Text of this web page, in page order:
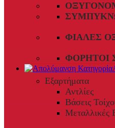
ΦΙΆΛΕΣ
ΦΟΡΗΤΟΊ
Εξαρτήματα
Αντλίες
Βάσεις
Μεταλλικές